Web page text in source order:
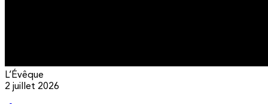
L’Évêque
2 juillet 2026